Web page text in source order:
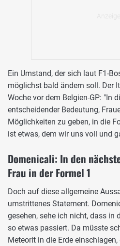
Ein Umstand, der sich laut F1-
möglichst bald ändern soll. Der
Woche vor dem Belgien-GP: "In
entscheidender Bedeutung,
Möglichkeiten zu geben, in die
ist etwas, dem wir uns voll und
Domenicali: In den
Frau in der Formel 1
Doch auf diese allgemeine
umstrittenes Statement.
gesehen, sehe ich nicht, dass in
so etwas passiert. Da müsste
Meteorit in die Erde